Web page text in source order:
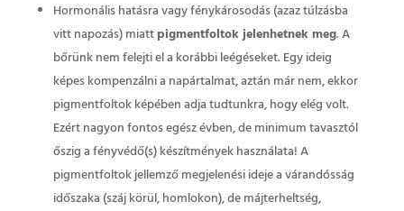
Hormonális hatásra vagy fénykárosodás (azaz túlzásba
vitt napozás) miattpigmentfoltok jelenhetnek meg. A
bőrünk nem felejti el a korábbi leégéseket. Egy ideig
képes kompenzálni a napártalmat, aztán már nem, ekkor
pigmentfoltok képében adja tudtunkra, hogy elég volt.
Ezért nagyon fontos egész évben, de minimum tavasztól
őszig a fényvédő(s) készítmények használata! A
pigmentfoltok jellemző megjelenési ideje a várandósság
időszaka (száj körül, homlokon), de májterheltség,